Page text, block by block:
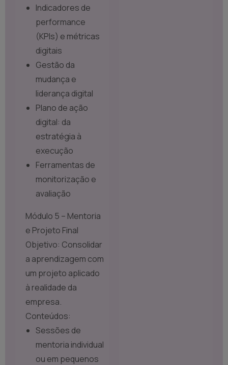
Indicadores de
performance
(KPIs) e métricas
digitais
Gestão da
mudança e
liderança digital
Plano de ação
digital: da
estratégia à
execução
Ferramentas de
monitorização e
avaliação
Módulo 5 – Mentoria
e Projeto Final
Objetivo: Consolidar
a aprendizagem com
um projeto aplicado
à realidade da
empresa.
Conteúdos:
Sessões de
mentoria individual
ou em pequenos